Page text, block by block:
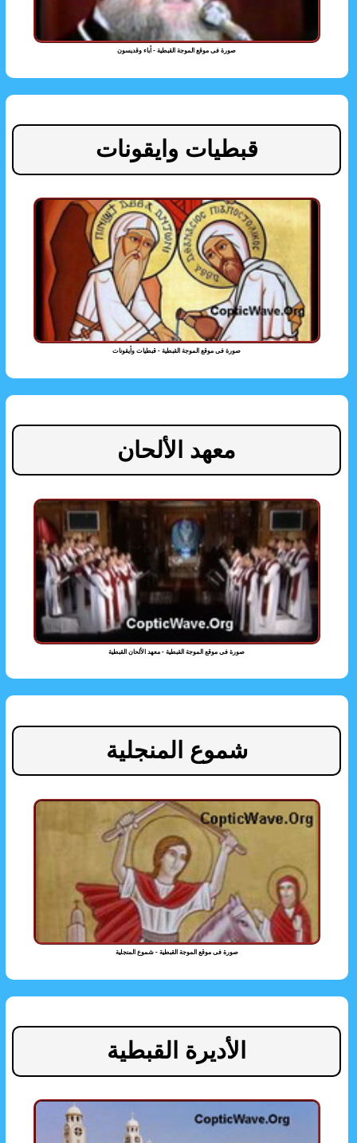
صورة فى موقع الموجة القبطية - أباء وقديسون
قبطيات وايقونات
صورة فى موقع الموجة القبطية - قبطيات وأيقونات
معهد الألحان
صورة فى موقع الموجة القبطية - معهد الألحان القبطية
شموع المنجلية
صورة فى موقع الموجة القبطية - شموع المنجلية
الأديرة القبطية